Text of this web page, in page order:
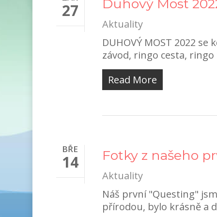
27 Duhový Most
Aktuality
DUHOVÝ MOST 2022
závod, ringo cesta,
Read More
BŘE
14 Fotky z našeho
Aktuality
Náš první "Questing"
přírodou, bylo krásně a